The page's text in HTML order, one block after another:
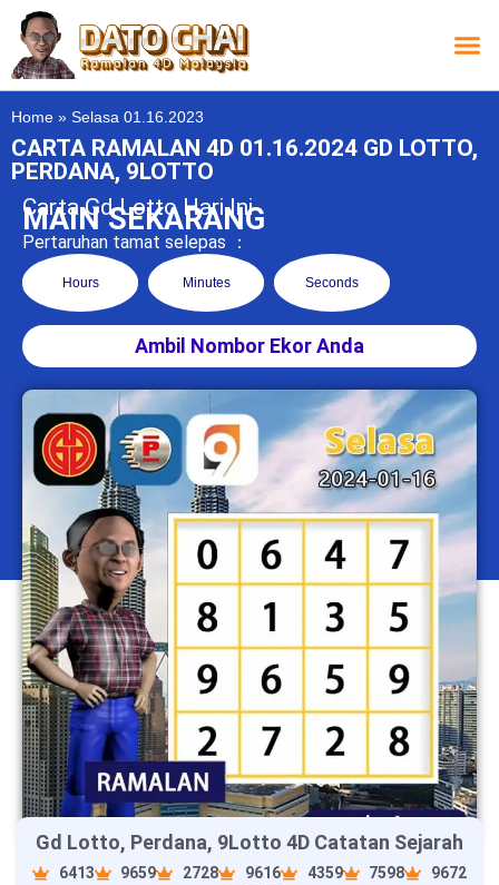
Home » Selasa 01.16.2023
CARTA RAMALAN 4D 01.16.2024 GD LOTTO,
PERDANA, 9LOTTO
Carta Gd Lotto Hari Ini
MAIN SEKARANG
Pertaruhan tamat selepas ：
Hours Minutes Seconds
Ambil Nombor Ekor Anda
Gd Lotto, Perdana, 9Lotto 4D Catatan Sejarah
6413 9659 2728 9616 4359 7598
9672